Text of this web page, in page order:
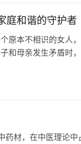
庭和谐的守护者
原本不相识的女人
和母亲发生矛盾时
材，在中医理论中